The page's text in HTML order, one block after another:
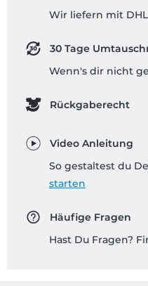
Wir liefern mit DHL
30 Tage
Wenn's dir nicht
Rückgaberecht
Video Anleitung
So gestaltest du
starten
Häufige Fragen
Hast Du Fragen?